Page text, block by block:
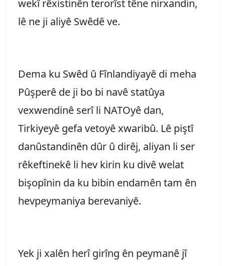
wekî rêxistinên terorîst têne nirxandin,
lê ne ji aliyê Swêdê ve.
Dema ku Swêd û Fînlandiyayê di meha
Pûşperê de ji bo bi navê statûya
vexwendinê serî li NATOyê dan,
Tirkiyeyê gefa vetoyê xwaribû. Lê piştî
danûstandinên dûr û dirêj, aliyan li ser
rêkeftinekê li hev kirin ku divê welat
bişopînin da ku bibin endamên tam ên
hevpeymaniya berevaniyê.
Yek ji xalên herî girîng ên peymanê jî